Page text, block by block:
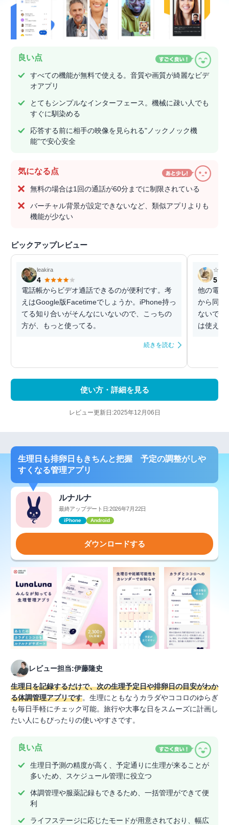
良い点
すべての機能が無料で使える。音質や画質が綺麗なビデ
オアプリ
とてもシンプルなインターフェース。機械に疎い人でも
すぐに馴染める
応答する前に相手の映像を見られる"ノックノック機
能"で安心安全
気になる点
無料の場合は1回の通話が60分までに制限されている
バーチャル背景が設定できないなど、類似アプリよりも
機能が少ない
ピックアップレビュー
leakira
4
電話帳からビデオ通話できるのが便利です。考
えはGoogle版Facetimeでしょうか。iPhone持っ
てる知り合いがそんなにいないので、こっちの
方が、もっと使ってる。
続きを読む
5
他の電話
から同期
ないです
は使えな
使い方・詳細を見る
レビュー更新日:2025年12月06日
生理日も排卵日もきちんと把握 予定の調整がしや
すくなる管理アプリ
ルナルナ
最終アップデート日:2026年7月22日
iPhone Android
ダウンロードする
レビュー担当:伊藤隆史
生理日を記録するだけで、次の生理予定日や排卵日の目安がわか
る体調管理アプリです。生理にともなうカラダやココロのゆらぎ
も毎日手軽にチェック可能。旅行や大事な日をスムーズに計画し
たい人にもぴったりの使いやすさです。
良い点
生理日予測の精度が高く、予定通りに生理が来ることが
多いため、スケジュール管理に役立つ
体調管理や服薬記録もできるため、一括管理ができて便
利
ライフステージに応じたモードが用意されており、幅広